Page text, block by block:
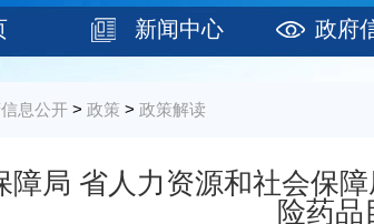
新闻中心 政府
息公开 > 政策 > 政策解读
障局 省人力资源和社会保
险药品